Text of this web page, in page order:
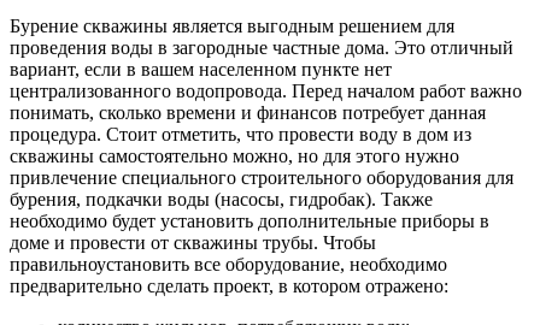
Бурение скважины является выгодным решением для
проведения воды в загородные частные дома. Это отличный
вариант, если в вашем населенном пункте нет
централизованного водопровода. Перед началом работ важно
понимать, сколько времени и финансов потребует данная
процедура. Стоит отметить, что провести воду в дом из
скважины самостоятельно можно, но для этого нужно
привлечение специального строительного оборудования для
бурения, подкачки воды (насосы, гидробак). Также
необходимо будет установить дополнительные приборы в
доме и провести от скважины трубы. Чтобы
правильноустановить все оборудование, необходимо
предварительно сделать проект, в котором отражено: